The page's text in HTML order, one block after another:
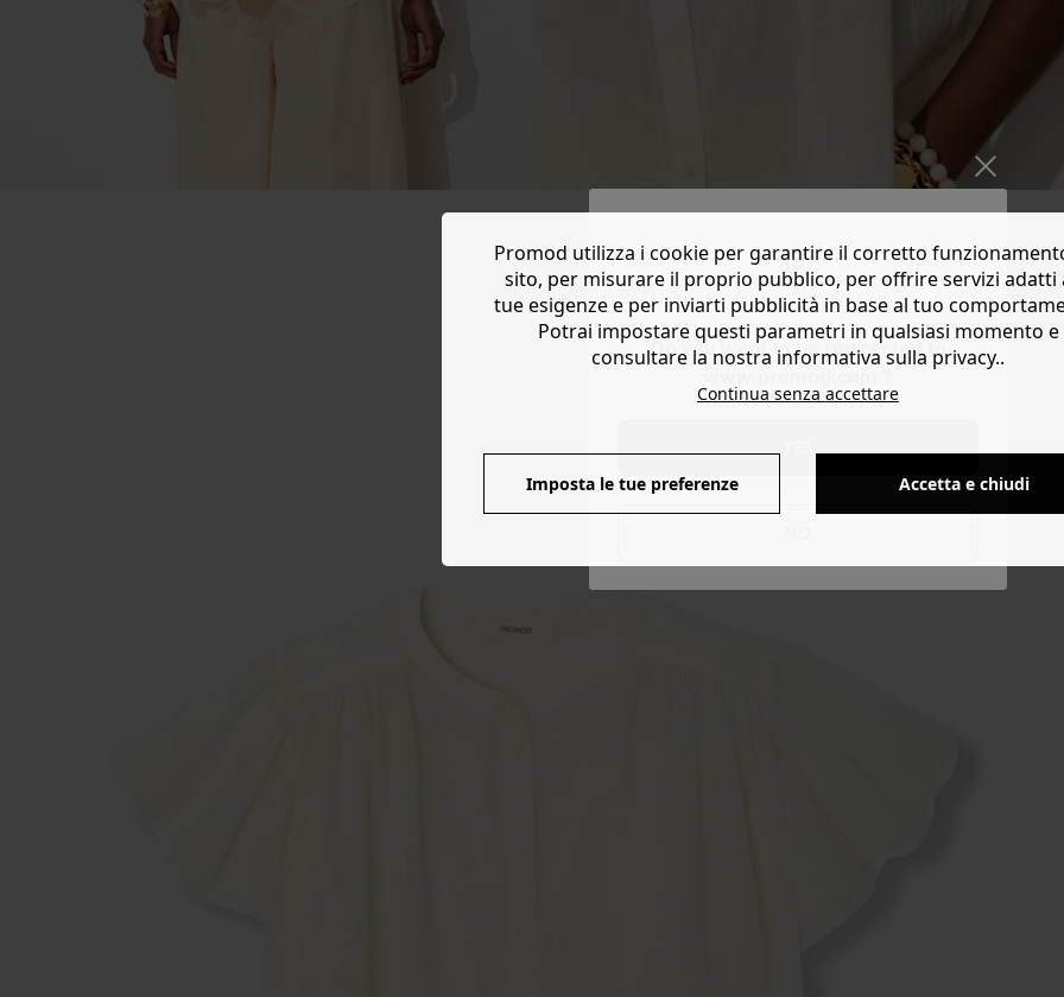
Do you want to be redirected to
Promod utilizza i cookie per garantire il corretto
sito, per misurare il proprio pubblico, per offrire servizi adatti
tue esigenze e per inviarti pubblicità in base al tuo
Potrai impostare questi parametri in qualsiasi momento e
consultare la nostra informativa sulla privacy..
Continua senza accettare
Imposta le tue preferenze Accetta e chiudi